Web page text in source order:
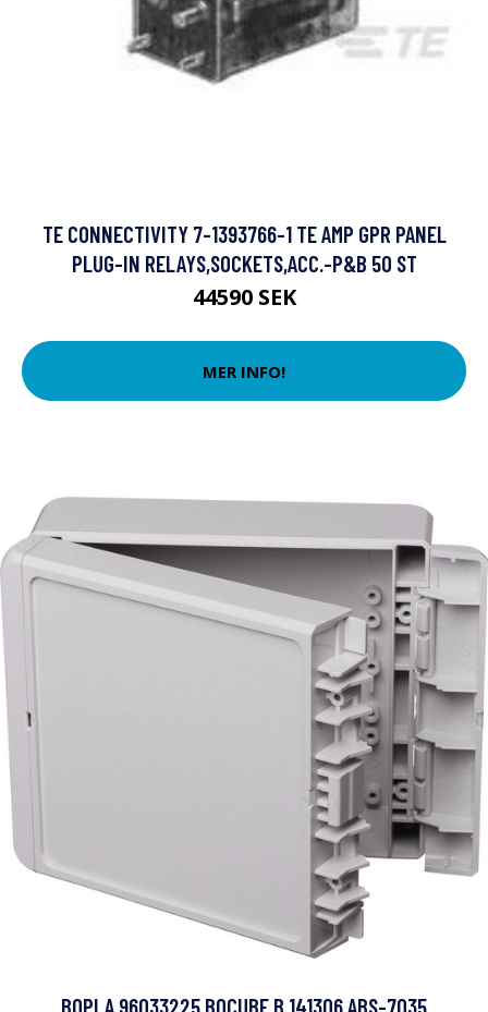
TE CONNECTIVITY 7-1393766-1 TE AMP GPR PANEL
PLUG-IN RELAYS,SOCKETS,ACC.-P&B 50 ST
44590 SEK
MER INFO!
BOPLA 96033225 BOCUBE B 141306 ABS-7035